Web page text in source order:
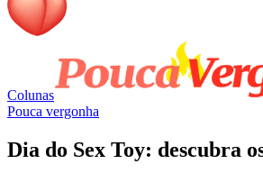
Colunas
Pouca vergonha
Dia do Sex Toy: descubra